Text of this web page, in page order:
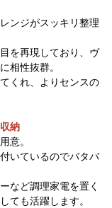
ンジがスッキリ整理
を再現しており、ヴ
相性抜群。
くれ、よりセンスの
納
意。
いているのでバタバ
など調理家電を置く
ても活躍します。